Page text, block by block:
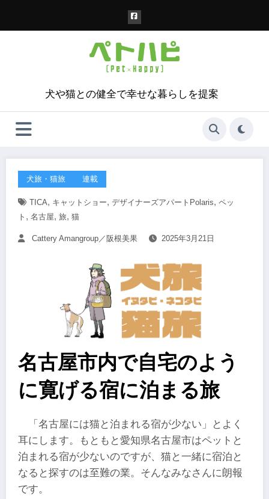
犬や猫との健全で幸せな暮らしを提案
犬旅・猫旅 連載
TICA, キャットショー, デザイナーズアパートPolaris, ペッ
ト , 名古屋, 旅, 猫
Cattery Amangroup／阪根美果 2025年3月21日
名古屋市内で自宅のよう
に寛げる宿に泊まる旅
「名古屋には猫と泊まれる宿が少ない」とよく
耳にします。もともと愛知県名古屋市はペットと
泊まれる宿が少ないのですが、猫と一緒に宿泊と
なると探すのは至難の業。そんなみなさんに朗報
です。